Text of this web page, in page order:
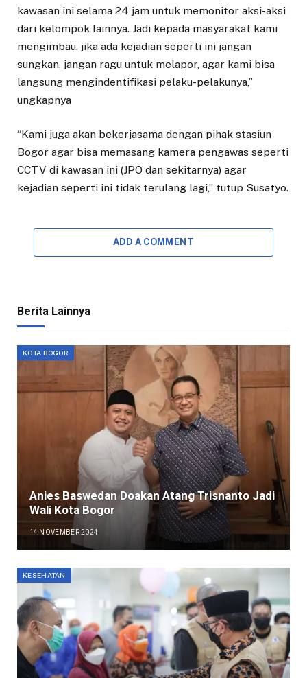
kawasan ini selama 24 jam untuk memonitor aksi-aksi
dari kelompok lainnya. Jadi kepada masyarakat kami
mengimbau, jika ada kejadian seperti ini jangan
sungkan, jangan ragu untuk melapor, agar kami bisa
langsung mengindentifikasi pelaku-pelakunya,”
ungkapnya
“Kami juga akan bekerjasama dengan pihak stasiun
Bogor agar bisa memasang kamera pengawas seperti
CCTV di kawasan ini (JPO dan sekitarnya) agar
kejadian seperti ini tidak terulang lagi,” tutup Susatyo.
ADD A COMMENT
Berita Lainnya
KOTA BOGOR
Anies Baswedan Doakan Atang Trisnanto Jadi
Wali Kota Bogor
14 NOVEMBER 2024
KESEHATAN